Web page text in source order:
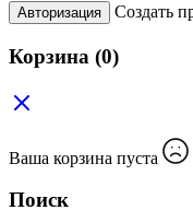
Авторизация Создать
Корзина (0)
Ваша корзина пуста
Поиск